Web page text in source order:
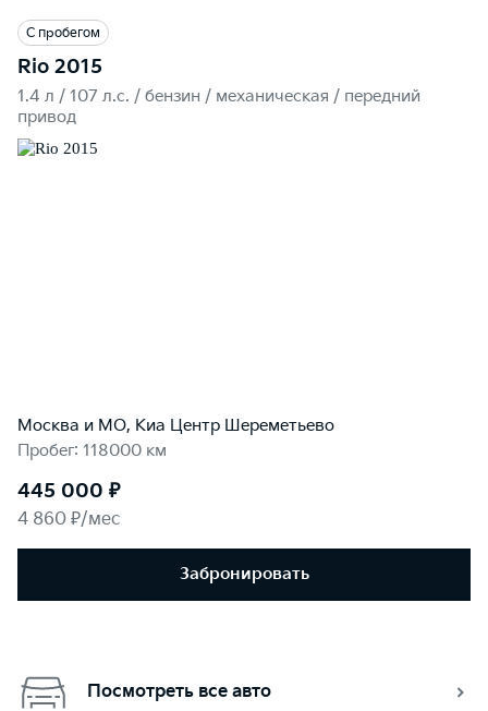
С пробегом
Rio 2015
1.4 л / 107 л.c. / бензин / механическая / передний
привод
Москва и МО, Киа Центр Шереметьево
Пробег: 118000 км
445 000 ₽
4 860 ₽/мес
Забронировать
Посмотреть все авто